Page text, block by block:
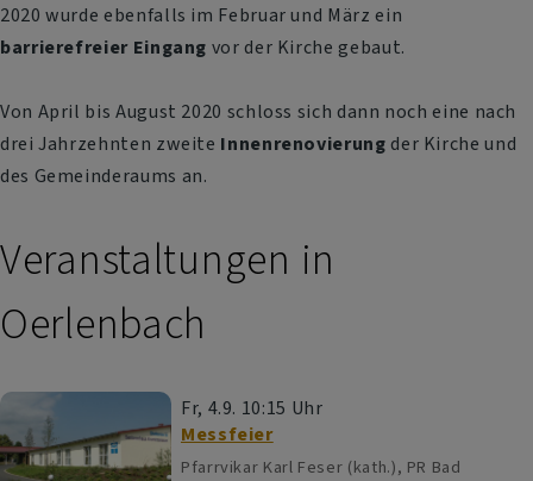
2020 wurde ebenfalls im Februar und März ein
barrierefreier Eingang vor der Kirche gebaut.
Von April bis August 2020 schloss sich dann noch eine nach
drei Jahrzehnten zweite Innenrenovierungder Kirche und
des Gemeinderaums an.
Veranstaltungen in
Oerlenbach
Fr, 4.9. 10:15 Uhr
Messfeier
Pfarrvikar Karl Feser (kath.), PR Bad